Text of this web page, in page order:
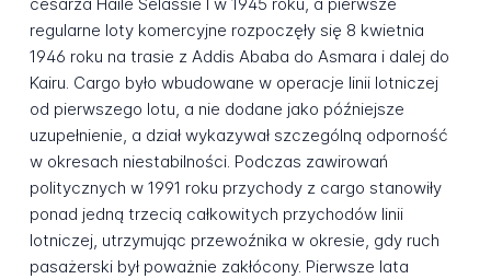
cesarza Haile Selassie I w 1945 roku, a pierwsze
regularne loty komercyjne rozpoczęły się 8 kwietnia
1946 roku na trasie z Addis Ababa do Asmara i dalej do
Kairu. Cargo było wbudowane w operacje linii lotniczej
od pierwszego lotu, a nie dodane jako późniejsze
uzupełnienie, a dział wykazywał szczególną odporność
w okresach niestabilności. Podczas zawirowań
politycznych w 1991 roku przychody z cargo stanowiły
ponad jedną trzecią całkowitych przychodów linii
lotniczej, utrzymując przewoźnika w okresie, gdy ruch
pasażerski był poważnie zakłócony. Pierwsze lata